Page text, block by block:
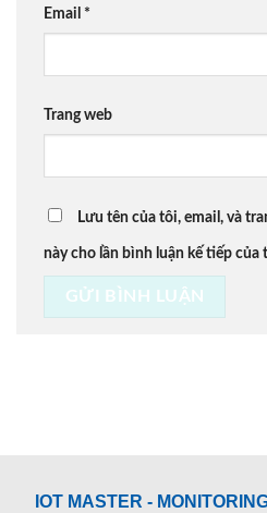
Email *
Trang web
Lưu tên của tôi, email, và
này cho lần bình luận kế tiếp của
IOT MASTER -